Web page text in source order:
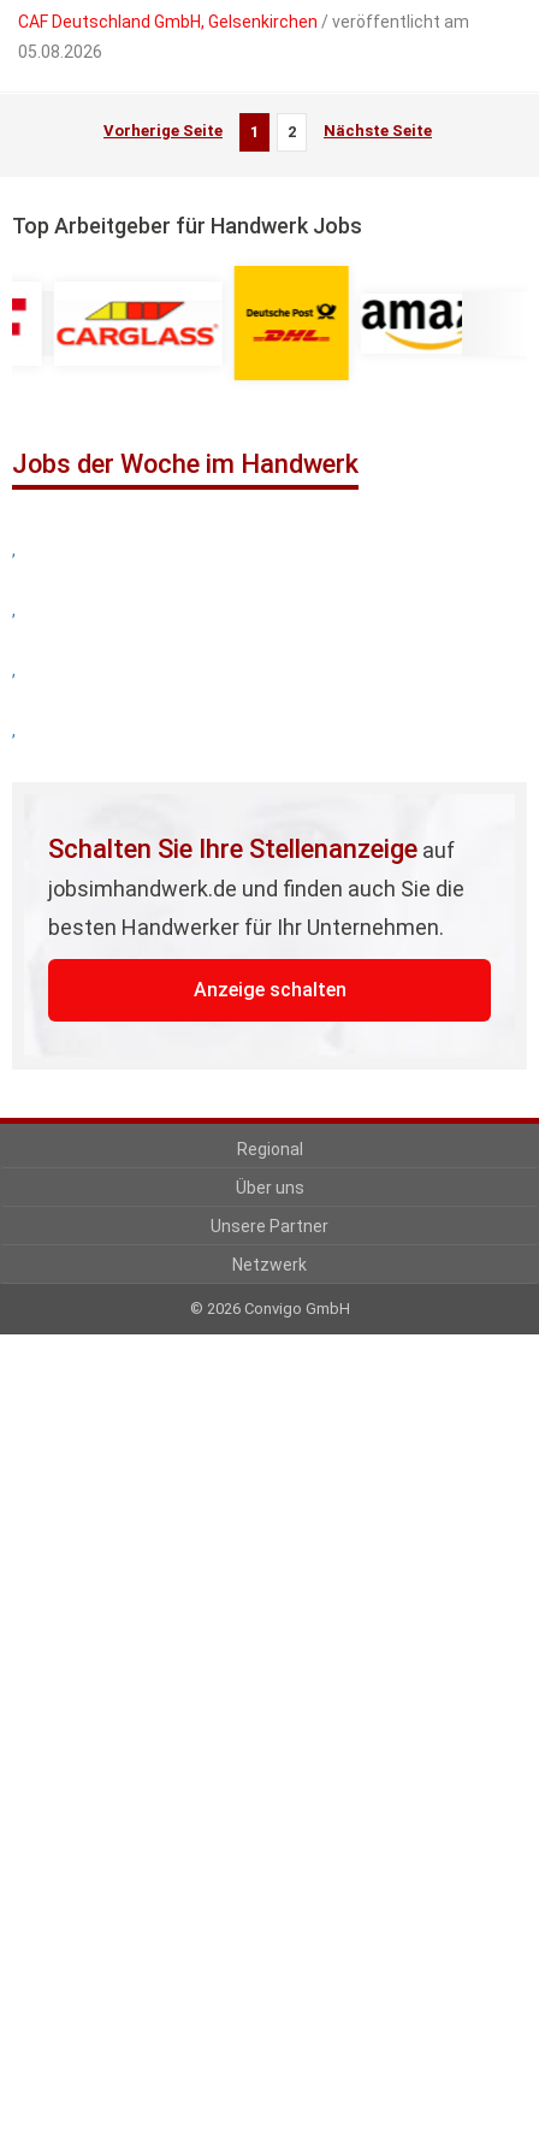
CAF Deutschland GmbH, Gelsenkirchen / veröffentlicht am
05.08.2026
Vorherige Seite 1 2 Nächste Seite
Top Arbeitgeber für Handwerk Jobs
Jobs der Woche im Handwerk
,
,
,
,
Schalten Sie Ihre Stellenanzeige auf
jobsimhandwerk.de und finden auch Sie die
besten Handwerker für Ihr Unternehmen.
Anzeige schalten
Regional
Über uns
Unsere Partner
Netzwerk
© 2026 Convigo GmbH